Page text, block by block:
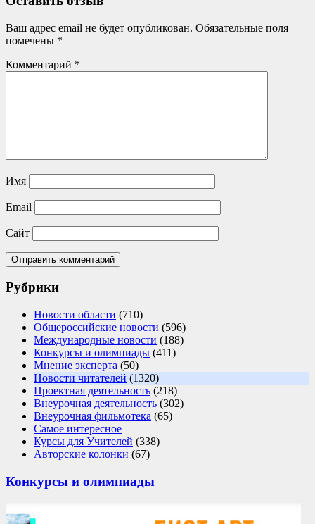
Ваш адрес email не будет опубликован. Обязательные поля
помечены *
Комментарий *
Имя
Email
Сайт
Рубрики
Новости области (710)
Общероссийские новости (596)
Международные новости (188)
Конкурсы и олимпиады (411)
Мнение эксперта (50)
Новости читателей (1320)
Проектная деятельность (218)
Внеурочная деятельность (302)
Внеурочная фильмотека (65)
Самое интересное
Курсы для Учителей (338)
Авторские колонки (67)
Конкурсы и олимпиады